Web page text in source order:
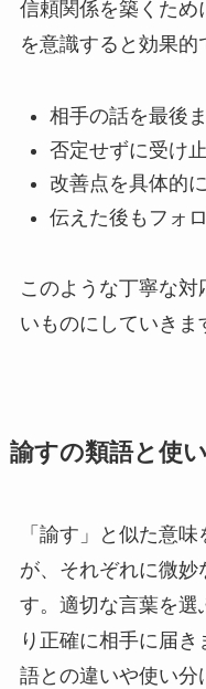
信頼関係を築くため
を意識すると効果的
相手の話を最後
否定せずに受け
改善点を具体的
伝えた後もフォ
このような丁寧な対
いものにしていきま
諭すの類語と使
「諭す」と似た意
が、それぞれに微妙
す。適切な言葉を選
り正確に相手に届
語との違いや使い分